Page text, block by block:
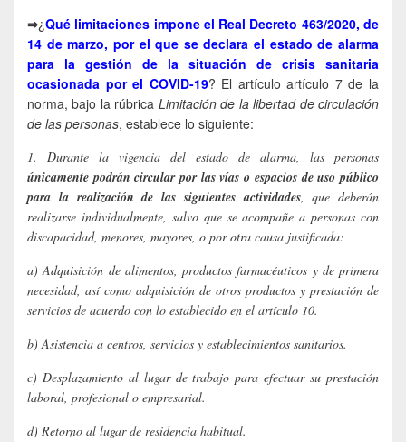
⇒¿Qué limitaciones impone el Real Decreto 463/2020, de
14 de marzo, por el que se declara el estado de alarma
para la gestión de la situación de crisis sanitaria
ocasionada por el COVID-19? El artículo artículo 7 de la
norma, bajo la rúbrica Limitación de la libertad de circulación
de las personas, establece lo siguiente:
1. Durante la vigencia del estado de alarma, las personas
únicamente podrán circular por las vías o espacios de uso público
para la realización de las siguientes actividades, que deberán
realizarse individualmente, salvo que se acompañe a personas con
discapacidad, menores, mayores, o por otra causa justificada:
a) Adquisición de alimentos, productos farmacéuticos y de primera
necesidad, así como adquisición de otros productos y prestación de
servicios de acuerdo con lo establecido en el artículo 10.
b) Asistencia a centros, servicios y establecimientos sanitarios.
c) Desplazamiento al lugar de trabajo para efectuar su prestación
laboral, profesional o empresarial.
d) Retorno al lugar de residencia habitual.